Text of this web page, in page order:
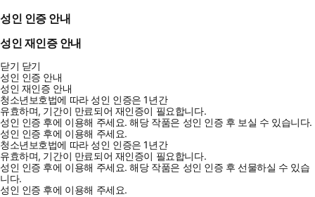
성인 인증 안내
성인 재인증 안내
닫기 닫기
성인 인증 안내
성인 재인증 안내
청소년보호법에 따라 성인 인증은 1년간
유효하며, 기간이 만료되어 재인증이 필요합니다.
성인 인증 후에 이용해 주세요.해당 작품은 성인 인증 후 보실 수 있습니다.
성인 인증 후에 이용해 주세요.
청소년보호법에 따라 성인 인증은 1년간
유효하며, 기간이 만료되어 재인증이 필요합니다.
성인 인증 후에 이용해 주세요.해당 작품은 성인 인증 후 선물하실 수 있습
니다.
성인 인증 후에 이용해 주세요.